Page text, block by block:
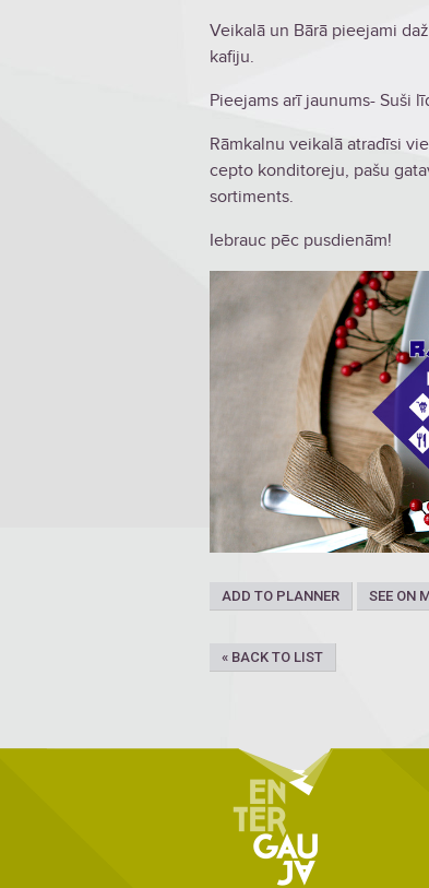
Veikalā un Bārā pieejami
kafiju.
Pieejams arī jaunums- Suši
Rāmkalnu veikalā atradīsi
cepto konditoreju, pašu
sortiments.
Iebrauc pēc pusdienām!
ADD TO PLANNER SEE ON
« BACK TO LIST